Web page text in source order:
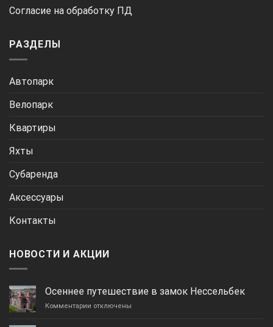
Согласие на обработку ПД
РАЗДЕЛЫ
Автопарк
Велопарк
Квартиры
Яхты
Субаренда
Аксессуары
Контакты
НОВОСТИ И АКЦИИ
Осеннее путешествие в замок Нессельбек
Комментарии котключены